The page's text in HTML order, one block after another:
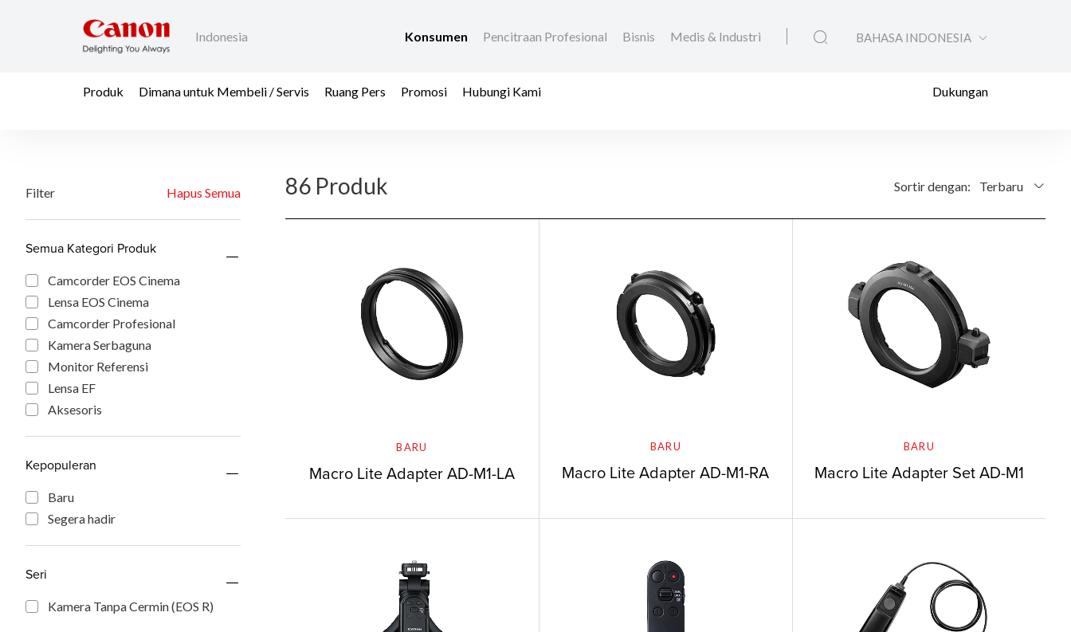
Indonesia Konsumen Pencitraan Profesional Bisnis Medis & Industri BAHASA INDONESIA
Produk Dimana untuk Membeli / Servis Ruang Pers Promosi Hubungi Kami Dukungan
Filter Hapus Semua
Semua Kategori Produk
Camcorder EOS Cinema
Lensa EOS Cinema
Camcorder Profesional
Kamera Serbaguna
Monitor Referensi
Lensa EF
Aksesoris
Kepopuleran
Baru
Segera hadir
Seri
Kamera Tanpa Cermin (EOS R)
86 Produk Sortir dengan: Terbaru
BARU
Macro Lite Adapter AD-M1-LA
BARU
Macro Lite Adapter AD-M1-RA
BARU
Macro Lite Adapter Set AD-M1